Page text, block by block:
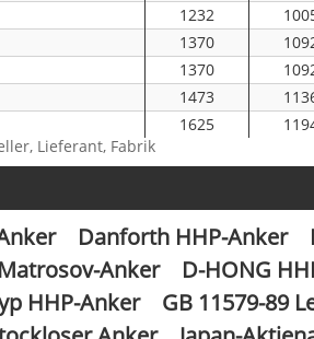
1232
1370
1370
1473
1625
1794
1930
1930
2082
Lieferant, Fabrik
Danforth HHP-Anker
Matrosov-Anker
D-HONG
HHP-Anker GB 11579-89